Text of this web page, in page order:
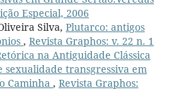
Especial, 2006
Silva, Plutarco: antigos
, Revista Graphos: v. 22 n. 1
na Antiguidade Clássica
sexualidade transgressiva em
Caminha , Revista Graphos: